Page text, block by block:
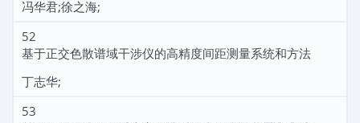
冯华君;徐之海;
52
基于正交色散谱域干涉仪的高精度间距测量系统和方法
丁志华;
53